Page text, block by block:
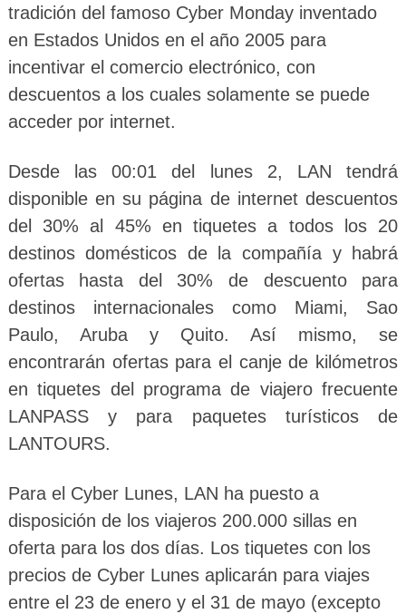
tradición del famoso Cyber Monday inventado
en Estados Unidos en el año 2005 para
incentivar el comercio electrónico, con
descuentos a los cuales solamente se puede
acceder por internet.
Desde las 00:01 del lunes 2, LAN tendrá
disponible en su página de internet descuentos
del 30% al 45% en tiquetes a todos los 20
destinos domésticos de la compañía y habrá
ofertas hasta del 30% de descuento para
destinos internacionales como Miami, Sao
Paulo, Aruba y Quito. Así mismo, se
encontrarán ofertas para el canje de kilómetros
en tiquetes del programa de viajero frecuente
LANPASS y para paquetes turísticos de
LANTOURS.
Para el Cyber Lunes, LAN ha puesto a
disposición de los viajeros 200.000 sillas en
oferta para los dos días. Los tiquetes con los
precios de Cyber Lunes aplicarán para viajes
entre el 23 de enero y el 31 de mayo (excepto